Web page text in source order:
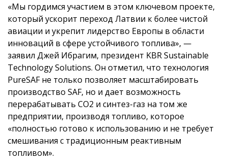
«Мы гордимся участием в этом ключевом проекте,
который ускорит переход Латвии к более чистой
авиации и укрепит лидерство Европы в области
инноваций в сфере устойчивого топлива», —
заявил Джей Ибрагим, президент KBR Sustainable
Technology Solutions. Он отметил, что технология
PureSAF не только позволяет масштабировать
производство SAF, но и дает возможность
перерабатывать CO2 и синтез-газ на том же
предприятии, производя топливо, которое
«полностью готово к использованию и не требует
смешивания с традиционным реактивным
топливом».